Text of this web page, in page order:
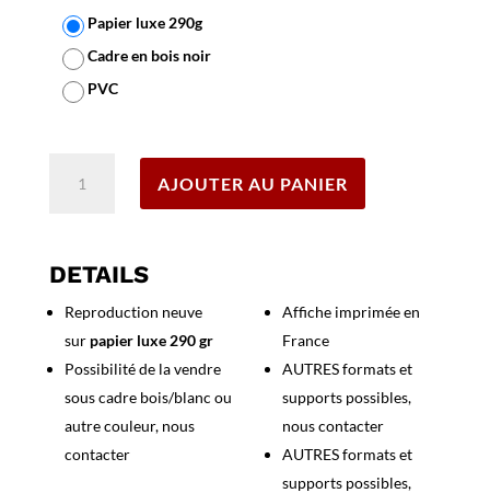
Papier luxe 290g
Cadre en bois noir
PVC
Monnet
AJOUTER AU PANIER
DETAILS
Reproduction neuve
sur papier luxe 290 gr
Possibilité de la vendre
sous cadre bois/blanc ou
autre couleur, nous
contacter
Affiche imprimée en
France
AUTRES formats et
supports possibles,
nous contacter
AUTRES formats et
supports possibles,